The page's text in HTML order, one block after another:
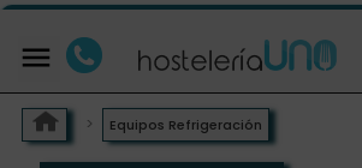

Equipos Refrigeración